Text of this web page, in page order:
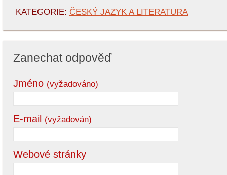
KATEGORIE: ČESKÝ JAZYK A LITERATURA
Zanechat odpověď
Jméno (vyžadováno)
E-mail (vyžadován)
Webové stránky